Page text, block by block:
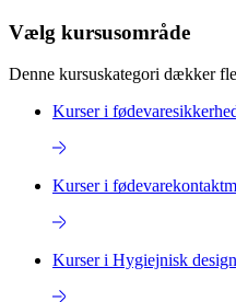
Vælg kursusområde
Denne kursuskategori dækker
Kurser i
Kurser i
Kurser i Hygiejnisk